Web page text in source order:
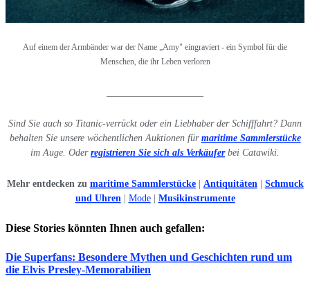
Auf einem der Armbänder war der Name „Amy" eingraviert - ein Symbol für die
Menschen, die ihr Leben verloren
Sind Sie auch so Titanic-verrückt oder ein Liebhaber der Schifffahrt? Dann
behalten Sie unsere wöchentlichen Auktionen für maritime Sammlerstücke
im Auge. Oder registrieren Sie sich als Verkäuferbei Catawiki.
Mehr entdecken zu maritime Sammlerstücke| Antiquitäten| Schmuck
und Uhren| Mode| Musikinstrumente
Diese Stories könnten Ihnen auch gefallen:
Die Superfans: Besondere Mythen und Geschichten rund um
die Elvis Presley-Memorabilien